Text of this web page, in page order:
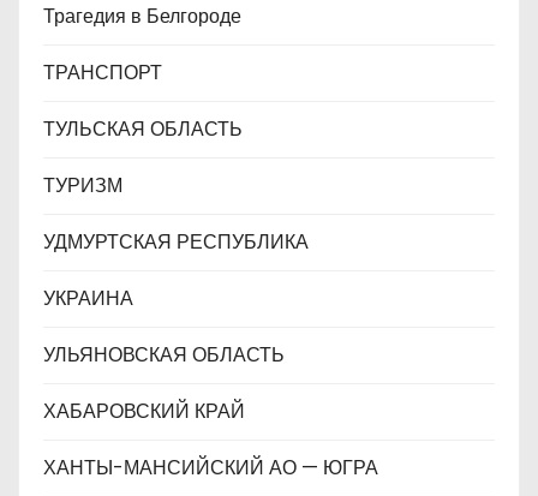
Трагедия в Белгороде
ТРАНСПОРТ
ТУЛЬСКАЯ ОБЛАСТЬ
ТУРИЗМ
УДМУРТСКАЯ РЕСПУБЛИКА
УКРАИНА
УЛЬЯНОВСКАЯ ОБЛАСТЬ
ХАБАРОВСКИЙ КРАЙ
ХАНТЫ-МАНСИЙСКИЙ АО — ЮГРА